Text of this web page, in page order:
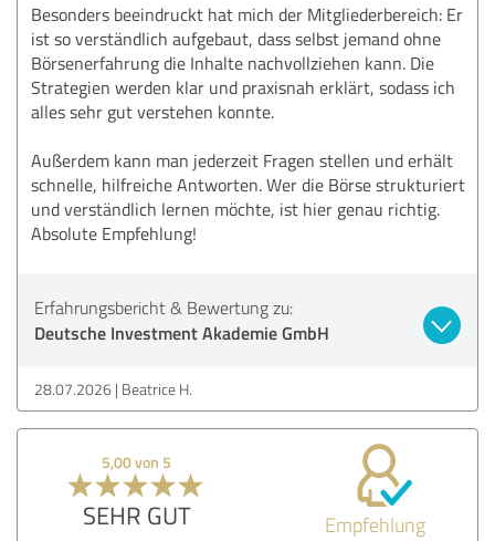
Besonders beeindruckt hat mich der Mitgliederbereich: Er
ist so verständlich aufgebaut, dass selbst jemand ohne
Börsenerfahrung die Inhalte nachvollziehen kann. Die
Strategien werden klar und praxisnah erklärt, sodass ich
alles sehr gut verstehen konnte.
Außerdem kann man jederzeit Fragen stellen und erhält
schnelle, hilfreiche Antworten. Wer die Börse strukturiert
und verständlich lernen möchte, ist hier genau richtig.
Absolute Empfehlung!
Erfahrungsbericht & Bewertung zu:
Deutsche Investment Akademie GmbH
28.07.2026 Beatrice H.
5,00 von 5
SEHR GUT Empfehlung